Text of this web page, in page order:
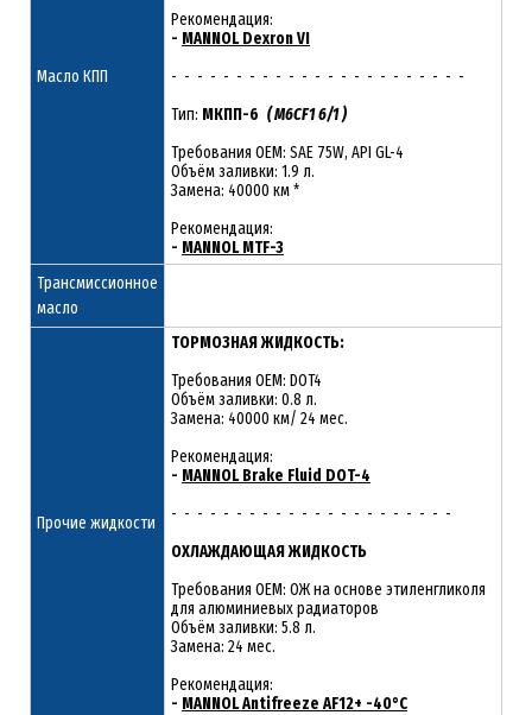
Масло КПП
Рекомендация:
- MANNOL Dexron VI
- - - - - - - - - - - - - - - - - - - - - - -
Тип: МКПП-6 ( M6CF1 6/1 )
Требования OEM: SAE 75W, API GL-4
Объём заливки: 1.9 л.
Замена: 40000 км *
Рекомендация:
- MANNOL MTF-3
Трансмиссионное
масло
Прочие жидкости
ТОРМОЗНАЯ ЖИДКОСТЬ:
Требования OEM: DOT4
Объём заливки: 0.8 л.
Замена: 40000 км/ 24 мес.
Рекомендация:
- MANNOL Brake Fluid DOT-4
- - - - - - - - - - - - - - - - - - - - - -
ОХЛАЖДАЮЩАЯ ЖИДКОСТЬ
Требования OEM: ОЖ на основе этиленгликоля
для алюминиевых радиаторов
Объём заливки: 5.8 л.
Замена: 24 мес.
Рекомендация:
- MANNOL Antifreeze AF12+ -40°C